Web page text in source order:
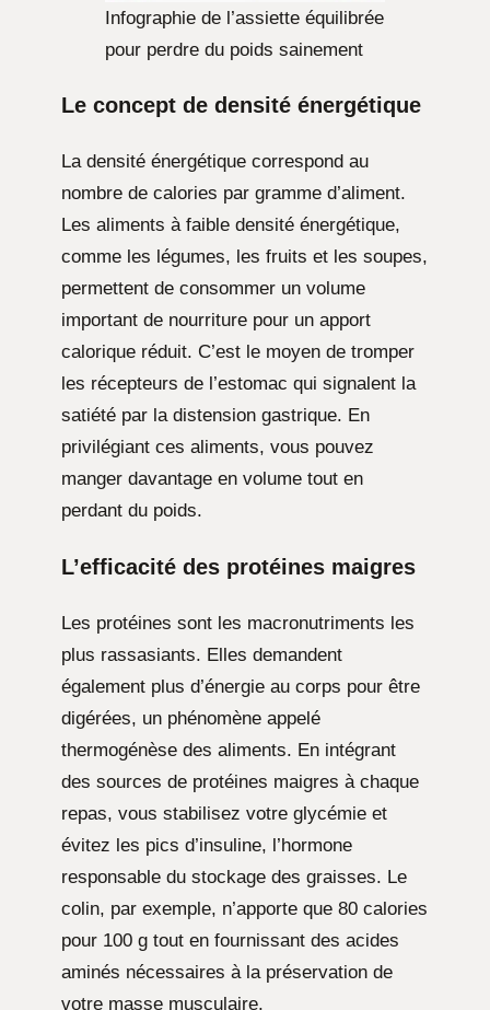
Infographie de l’assiette équilibrée
pour perdre du poids sainement
Le concept de densité énergétique
La densité énergétique correspond au
nombre de calories par gramme d’aliment.
Les aliments à faible densité énergétique,
comme les légumes, les fruits et les soupes,
permettent de consommer un volume
important de nourriture pour un apport
calorique réduit. C’est le moyen de tromper
les récepteurs de l’estomac qui signalent la
satiété par la distension gastrique. En
privilégiant ces aliments, vous pouvez
manger davantage en volume tout en
perdant du poids.
L’efficacité des protéines maigres
Les protéines sont les macronutriments les
plus rassasiants. Elles demandent
également plus d’énergie au corps pour être
digérées, un phénomène appelé
thermogénèse des aliments. En intégrant
des sources de protéines maigres à chaque
repas, vous stabilisez votre glycémie et
évitez les pics d’insuline, l’hormone
responsable du stockage des graisses. Le
colin, par exemple, n’apporte que 80 calories
pour 100 g tout en fournissant des acides
aminés nécessaires à la préservation de
votre masse musculaire.